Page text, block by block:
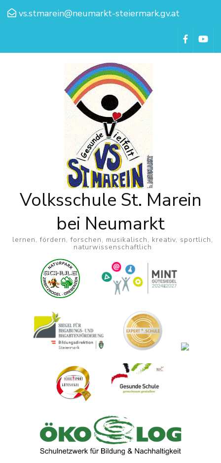
vs.stmarein@neumarkt-steiermark.gv.at
Volksschule St. Marein
bei Neumarkt
lernen, fördern, forschen, musikalisch, kreativ, sportlich,
naturwissenschaftlich